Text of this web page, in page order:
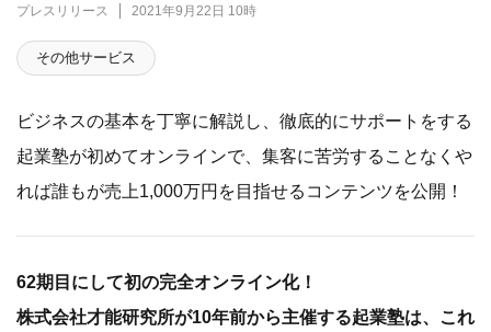
プレスリリース 2021年9月22日 10時
その他サービス
ビジネスの基本を丁寧に解説し、徹底的にサポートをする
起業塾が初めてオンラインで、集客に苦労することなくや
れば誰もが売上1,000万円を目指せるコンテンツを公開！
62期目にして初の完全オンライン化！
株式会社才能研究所が10年前から主催する起業塾は、これ